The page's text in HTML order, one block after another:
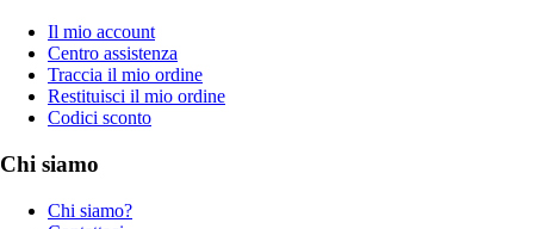
Il mio account
Centro assistenza
Traccia il mio ordine
Restituisci il mio ordine
Codici sconto
Chi siamo
Chi siamo?